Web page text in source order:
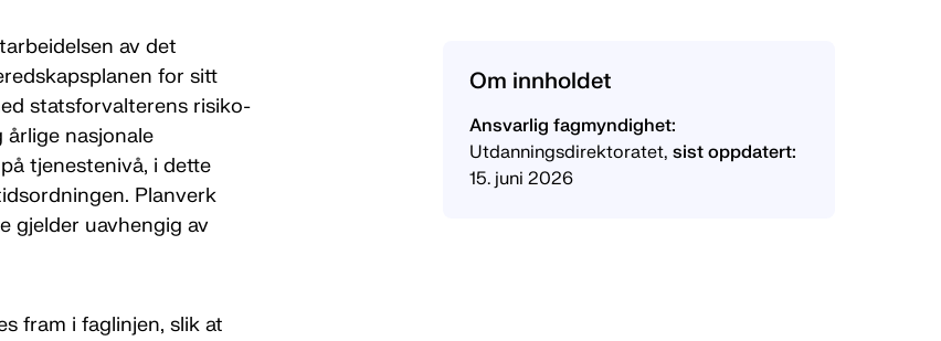
Om innholdet
Ansvarlig fagmyndighet:
Utdanningsdirektoratet, sist oppdatert:
15. juni 2026
av det
for sitt
statsforvalterens risiko-
nasjonale
tjenestenivå, i dette
Planverk
gjelder uavhengig av
fram i faglinjen, slik at